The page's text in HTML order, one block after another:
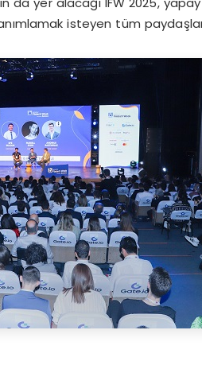
isteyen tüm